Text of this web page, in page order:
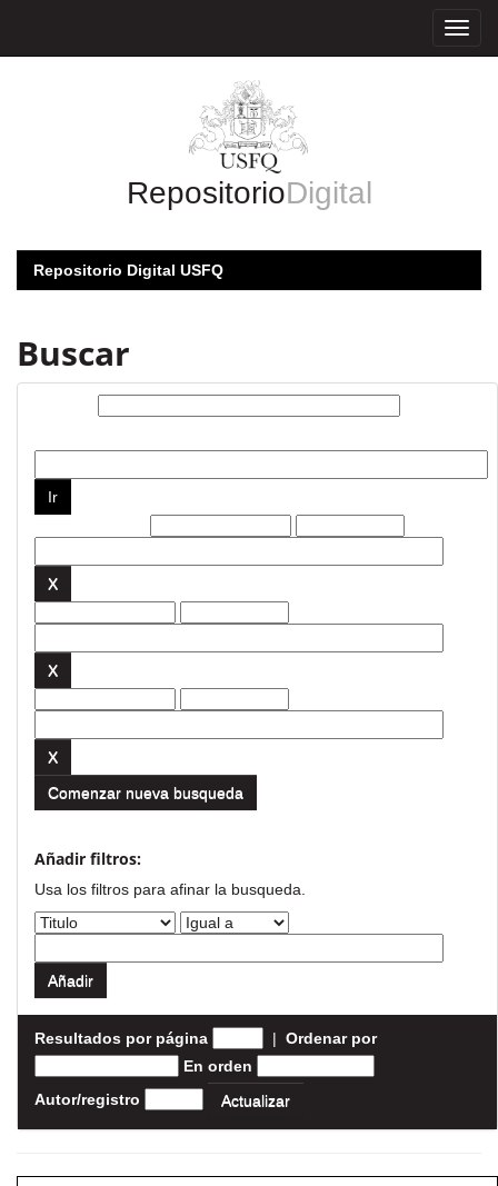
RepositorioDigital
Repositorio Digital USFQ
Buscar
Comenzar nueva busqueda
Añadir filtros:
Usa los filtros para afinar la busqueda.
Resultados por página | Ordenar por
En orden
Autor/registro